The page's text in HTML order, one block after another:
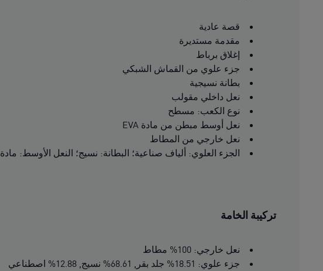
قصة عادية
مقدمة مستديرة
إغلاق برباط
جزء علوي من القماش الشبكي
بطانة نسيجية
نعل داخلي مقولب
نوع الكعب: مسطح
نعل أوسط مبطن من مادة EVA
نعل خارجي من المطاط
الجزء العلوي: ألياف صناعية؛ البطانة: نسيج؛ النعل الأوسط: مادة EVA؛ النعل الخارجي: مطاط
تركيبة الخامة
نعل خارجي: 100% مطاط
جزء علوي: 18.51% جلد بقر, 68.61% نسيج, 12.88% اصطناعي